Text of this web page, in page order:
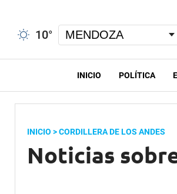
10°
INICIO POLÍTICA
INICIO > CORDILLERA DE LOS ANDES
Noticias